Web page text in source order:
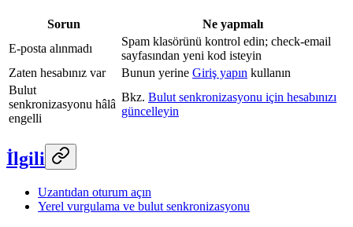
Sorun
Ne yapmalı
E-posta alınmadı
Spam klasörünü kontrol edin; check-email
sayfasından yeni kod isteyin
Zaten hesabınız var
Bunun yerine Giriş yapın kullanın
Bulut
senkronizasyonu hâlâ
engelli
Bkz. Bulut senkronizasyonu için hesabınızı
güncelleyin
İlgili
Uzantıdan oturum açın
Yerel vurgulama ve bulut senkronizasyonu